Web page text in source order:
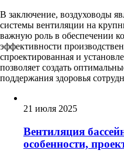
В заключение, воздуховоды
системы вентиляции на
важную роль в обеспечении
эффективности
спроектированная и
позволяет создать
поддержания здоровья
21 июля 2025
Вентиляция
особенности,